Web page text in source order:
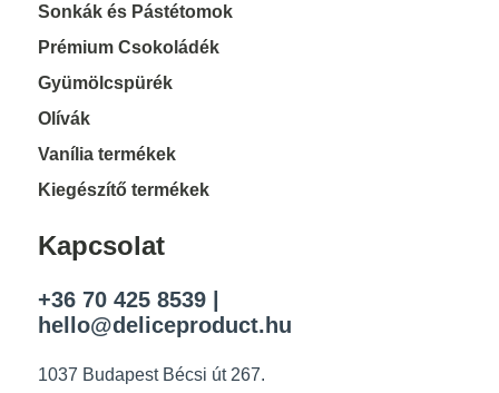
Sonkák és Pástétomok
Prémium Csokoládék
Gyümölcspürék
Olívák
Vanília termékek
Kiegészítő termékek
Kapcsolat
+36 70 425 8539|
hello@deliceproduct.hu
1037 Budapest Bécsi út 267.